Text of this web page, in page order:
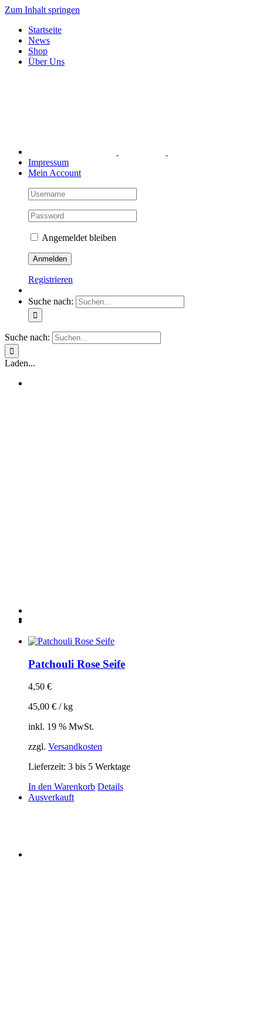
Zum Inhalt springen
Startseite
News
Shop
Über Uns
Impressum
Mein Account
Angemeldet bleiben
Registrieren
Suche nach:
Suche nach:
Laden...
Patchouli Rose Seife
4,50 €
45,00 € /kg
inkl. 19 % MwSt.
zzgl. Versandkosten
Lieferzeit: 3 bis 5 Werktage
In den Warenkorb Details
Ausverkauft